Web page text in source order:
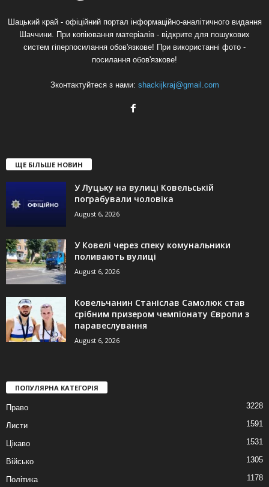
Шацький край - офіційний портал інформаційно-аналітичного видання
Шаччини. При копіювання матеріалів - відкрите для пошукових
систем гіперпосилання обов'язкове! При використанні фото -
посилання обов'язкове!
Зконтактуйтеся з нами: shackijkraj@gmail.com
ЩЕ БІЛЬШЕ НОВИН
У Луцьку на вулиці Ковельській
пограбували чоловіка
August 6, 2026
У Ковелі через спеку комунальники
поливають вулиці
August 6, 2026
Ковельчанин Станіслав Самолюк став
срібним призером чемпіонату Європи з
паравеслування
August 6, 2026
ПОПУЛЯРНА КАТЕГОРІЯ
Право 3228
Листи 1591
Цікаво 1531
Військо 1305
Політика 1178